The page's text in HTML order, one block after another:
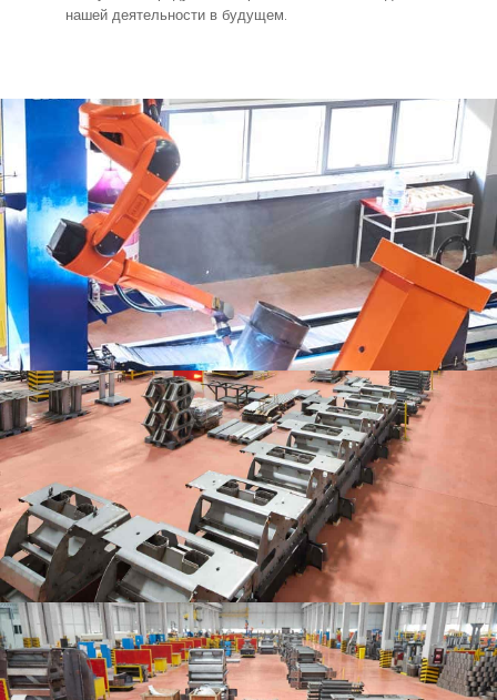
нашей деятельности в будущем.